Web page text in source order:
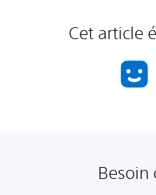
Cet article
Besoin